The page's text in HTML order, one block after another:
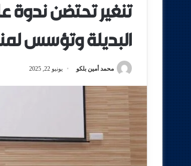
تنغير تحتضن ندوة
البديلة وتؤسس
محمد أمين بلكو يونيو 22, 2025